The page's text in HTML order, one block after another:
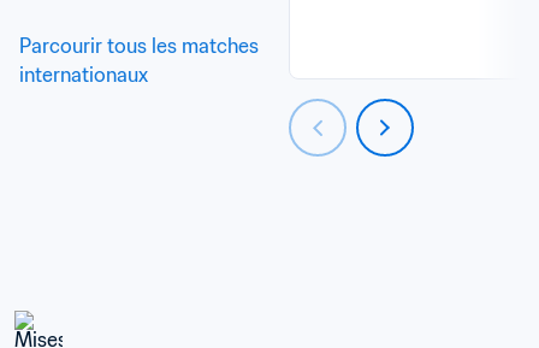
Parcourir tous les matches
internationaux